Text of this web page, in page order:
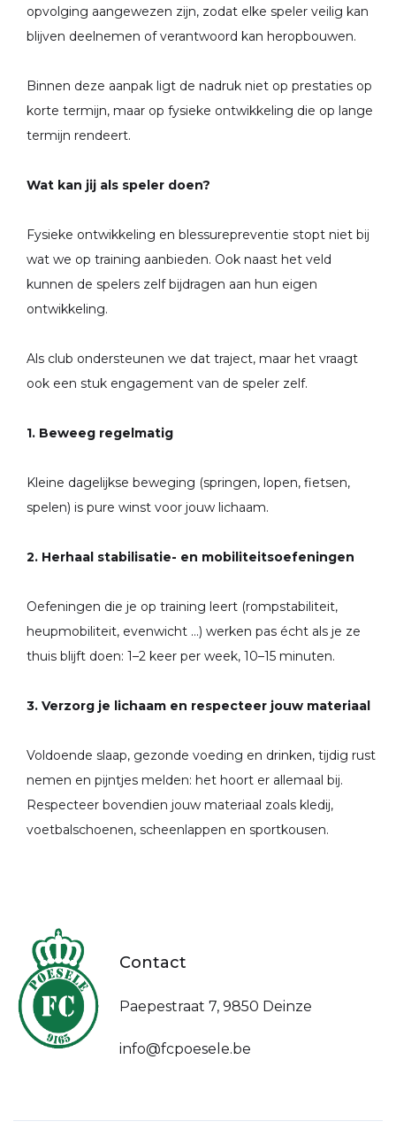
opvolging aangewezen zijn, zodat elke speler veilig kan
blijven deelnemen of verantwoord kan heropbouwen.
Binnen deze aanpak ligt de nadruk niet op prestaties op
korte termijn, maar op fysieke ontwikkeling die op lange
termijn rendeert.
Wat kan jij als speler doen?
Fysieke ontwikkeling en blessurepreventie stopt niet bij
wat we op training aanbieden. Ook naast het veld
kunnen de spelers zelf bijdragen aan hun eigen
ontwikkeling.
Als club ondersteunen we dat traject, maar het vraagt
ook een stuk engagement van de speler zelf.
1. Beweeg regelmatig
Kleine dagelijkse beweging (springen, lopen, fietsen,
spelen) is pure winst voor jouw lichaam.
2. Herhaal stabilisatie- en mobiliteitsoefeningen
Oefeningen die je op training leert (rompstabiliteit,
heupmobiliteit, evenwicht …) werken pas écht als je ze
thuis blijft doen: 1–2 keer per week, 10–15 minuten.
3. Verzorg je lichaam en respecteer jouw materiaal
Voldoende slaap, gezonde voeding en drinken, tijdig rust
nemen en pijntjes melden: het hoort er allemaal bij.
Respecteer bovendien jouw materiaal zoals kledij,
voetbalschoenen, scheenlappen en sportkousen.
Contact
Paepestraat 7, 9850 Deinze
info@fcpoesele.be